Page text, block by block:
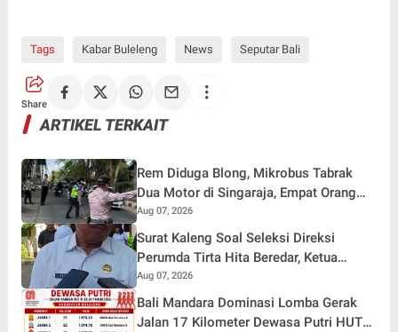
Tags Kabar Buleleng News Seputar Bali
Share
ARTIKEL TERKAIT
Rem Diduga Blong, Mikrobus Tabrak
Dua Motor di Singaraja, Empat Orang
Terluka
Aug 07, 2026
Surat Kaleng Soal Seleksi Direksi
Perumda Tirta Hita Beredar, Ketua
Pansel: Kenapa Tidak Gunakan Masa
Sanggah?
Aug 07, 2026
Bali Mandara Dominasi Lomba Gerak
Jalan 17 Kilometer Dewasa Putri HUT